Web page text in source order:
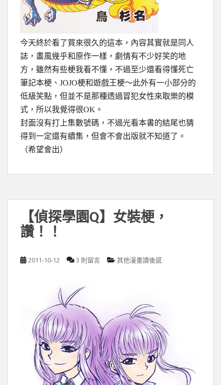
今天終於看了買來很久的這本，內容其實就是同人
誌，畫風幾乎和原作一樣，劇情有不少好笑的地
方，雖然有些梗我看不懂，不過至少還看得懂死亡
筆記本梗、JOJO梗和遊戲王梗～此外有一小部分的
低級笑點，但並不是那種透過冒犯女性來取樂的模
式，所以我覺得很OK。
封面沒有打上集數號碼，不過光看本書的結尾也猜
得到一定還有續集，但會不會出版就不知道了。
（希望會出）
【偵探學園Q】女裝梗，
讚！！
2011-10-12 3 則留言 其他漫畫讀後感